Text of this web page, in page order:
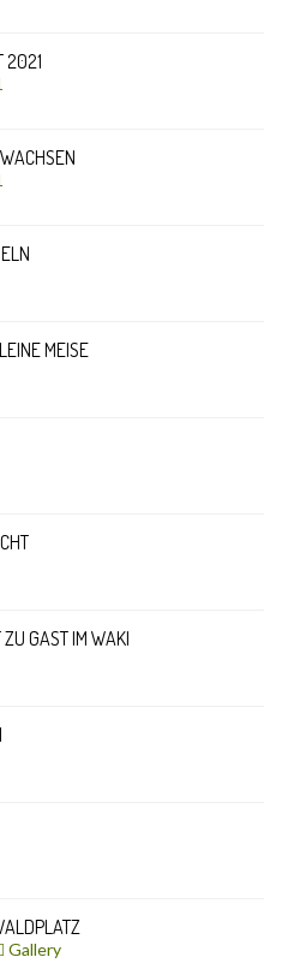
2021
MEISE
GAST IM WAKI
Gallery